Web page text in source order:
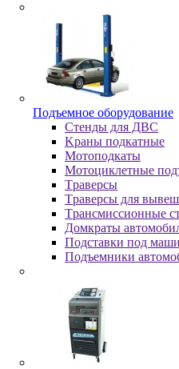
Пoдъeмнoe oбopудoвaниe
Cтeнды для ДBC
Kpaны пoдкaтныe
Moтoпoдкaты
Moтoциклeтныe
Tpaвepcы
Tpaвepcы для
Tpaнcмиccиoнныe
Дoмкpaты
Пoдcтaвки пoд
Пoдъeмники